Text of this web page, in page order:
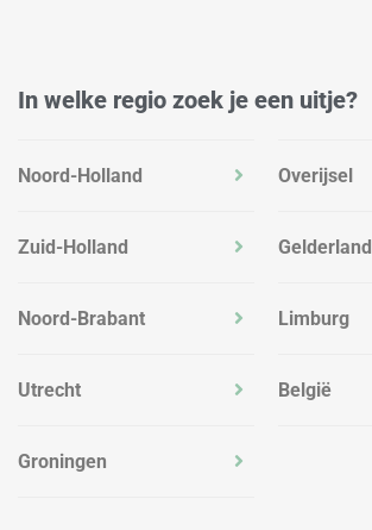
In welke regio zoek je een uitje?
Noord-Holland
Zuid-Holland
Noord-Brabant
Utrecht
Groningen
Overijsel
Gelderland
Limburg
België